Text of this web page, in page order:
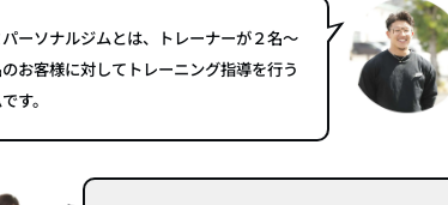
ーソナルジムとは、トレーナーが２名～
のお客様に対してトレーニング指導を行う
す。